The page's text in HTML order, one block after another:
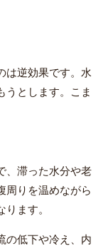
は逆効果です。水
うとします。こま
、滞った水分や老
周りを温めながら
ます。
の低下や冷え、内